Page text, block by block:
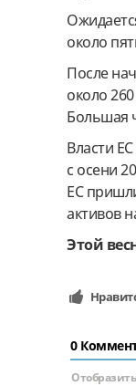
около
После
около
Большая
Власти
с осени
ЕС
активов
Этой
0